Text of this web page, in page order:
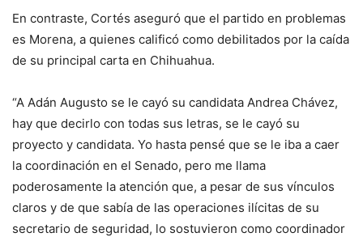
En contraste, Cortés aseguró que el partido en problemas
es Morena, a quienes calificó como debilitados por la caída
de su principal carta en Chihuahua.
“A Adán Augusto se le cayó su candidata Andrea Chávez,
hay que decirlo con todas sus letras, se le cayó su
proyecto y candidata. Yo hasta pensé que se le iba a caer
la coordinación en el Senado, pero me llama
poderosamente la atención que, a pesar de sus vínculos
claros y de que sabía de las operaciones ilícitas de su
secretario de seguridad, lo sostuvieron como coordinador